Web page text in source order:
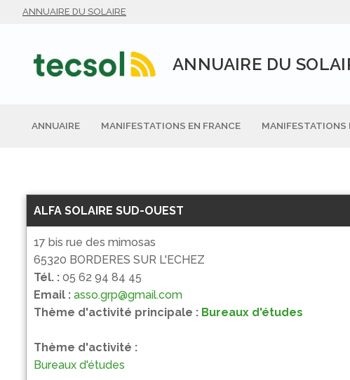
ANNUAIRE DU SOLAIRE
ANNUAIRE DU
ANNUAIRE MANIFESTATIONS EN FRANCE MANIFESTATIONS
ALFA SOLAIRE SUD-OUEST
17 bis rue des mimosas
65320 BORDERES SUR L'ECHEZ
Tél. : 05 62 94 84 45
Email : asso.grp@gmail.com
Thème d'activité principale : Bureaux d'études
Thème d'activité :
Bureaux d'études